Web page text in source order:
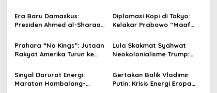
g
a
t
i
o
n
88–89
30-200 GT
Era Baru Damaskus:
Presiden Ahmed al-Sharaa
Suriah Pasca-Penarikan
Militer Amerika Serikat
Diplomasi Kopi di Tokyo:
Kelakar Prabowo “Maaf
Lebih Enak!” Guncang
Forum Bisnis Jepang
Prahara “No Kings”: Jutaan
Rakyat Amerika Turun ke
dalam Kepungan Protes
Global!
Lula Skakmat Syahwat
Neokolonialisme Trump:
South Terhadap Penjajahan
Gaya Baru
Sinyal Darurat Energi:
Maraton Hambalang-
Gertakan Balik Vladimir
Putin: Krisis Energi Eropa